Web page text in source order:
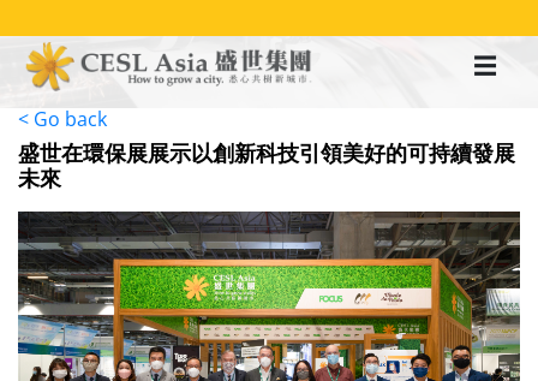
至
< Go back
盛世在環保展展示以創新科技引領美好的可持續發展
未來